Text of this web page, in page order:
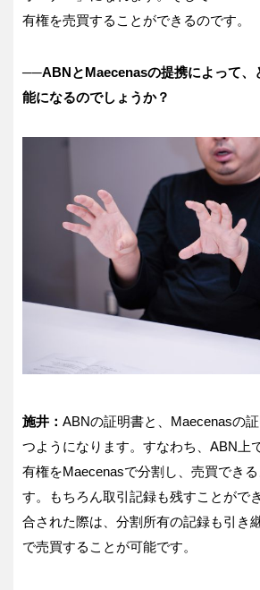
有権を売買することができるのです。
──ABNとMaecenasの提携によって、
能になるのでしょうか？
施井： ABNの証明書と、Maecenasの
つようになります。すなわち、ABN上
有権をMaecenasで分割し、売買でき
す。もちろん取引記録も残すことがで
合された際は、分割所有の記録も引き
で売買することが可能です。